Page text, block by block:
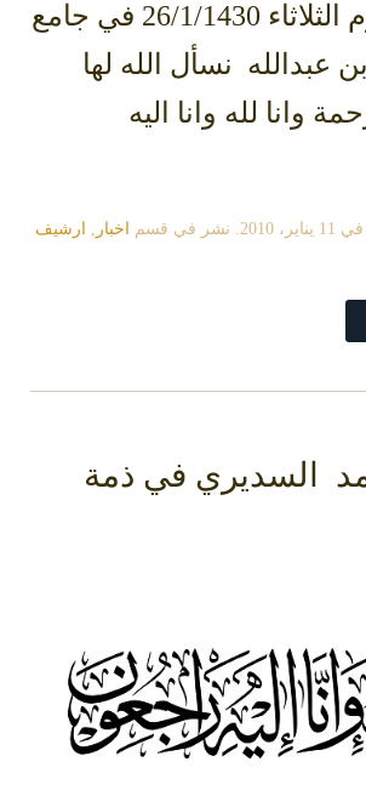
صلاة ظهر يوم الثلاثاء 26/1/1430 في جامع
عبدالله نسأل الله لها
وانا لله وانا اليه
في 11 يناير، 2010 . نشر في قسم اخبار ,
ارشيف
السديري في ذمة